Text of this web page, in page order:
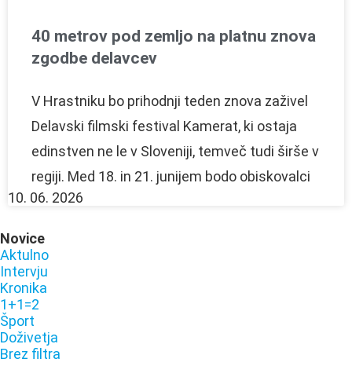
40 metrov pod zemljo na platnu znova
zgodbe delavcev
V Hrastniku bo prihodnji teden znova zaživel
Delavski filmski festival Kamerat, ki ostaja
edinstven ne le v Sloveniji, temveč tudi širše v
regiji. Med 18. in 21. junijem bodo obiskovalci
10. 06. 2026
Novice
Aktulno
Intervju
Kronika
1+1=2
Šport
Doživetja
Brez filtra